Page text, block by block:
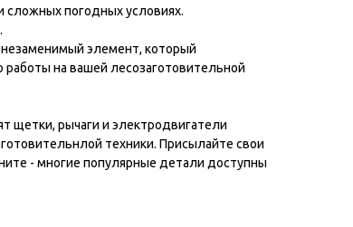
сложных погодных условиях.
элемент, который
работы на вашей лесозаготовительной
щетки, рычаги и электродвигатели
техники. Присылайте свои
- многие популярные детали доступны